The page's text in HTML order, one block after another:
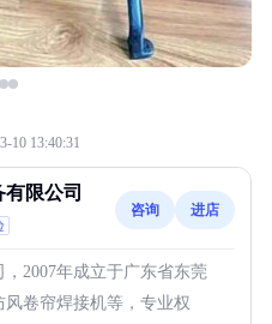
10 13:40:31
限公司
咨询 进店
2007年成立于广东省东莞
卷帘焊接机等，专业权